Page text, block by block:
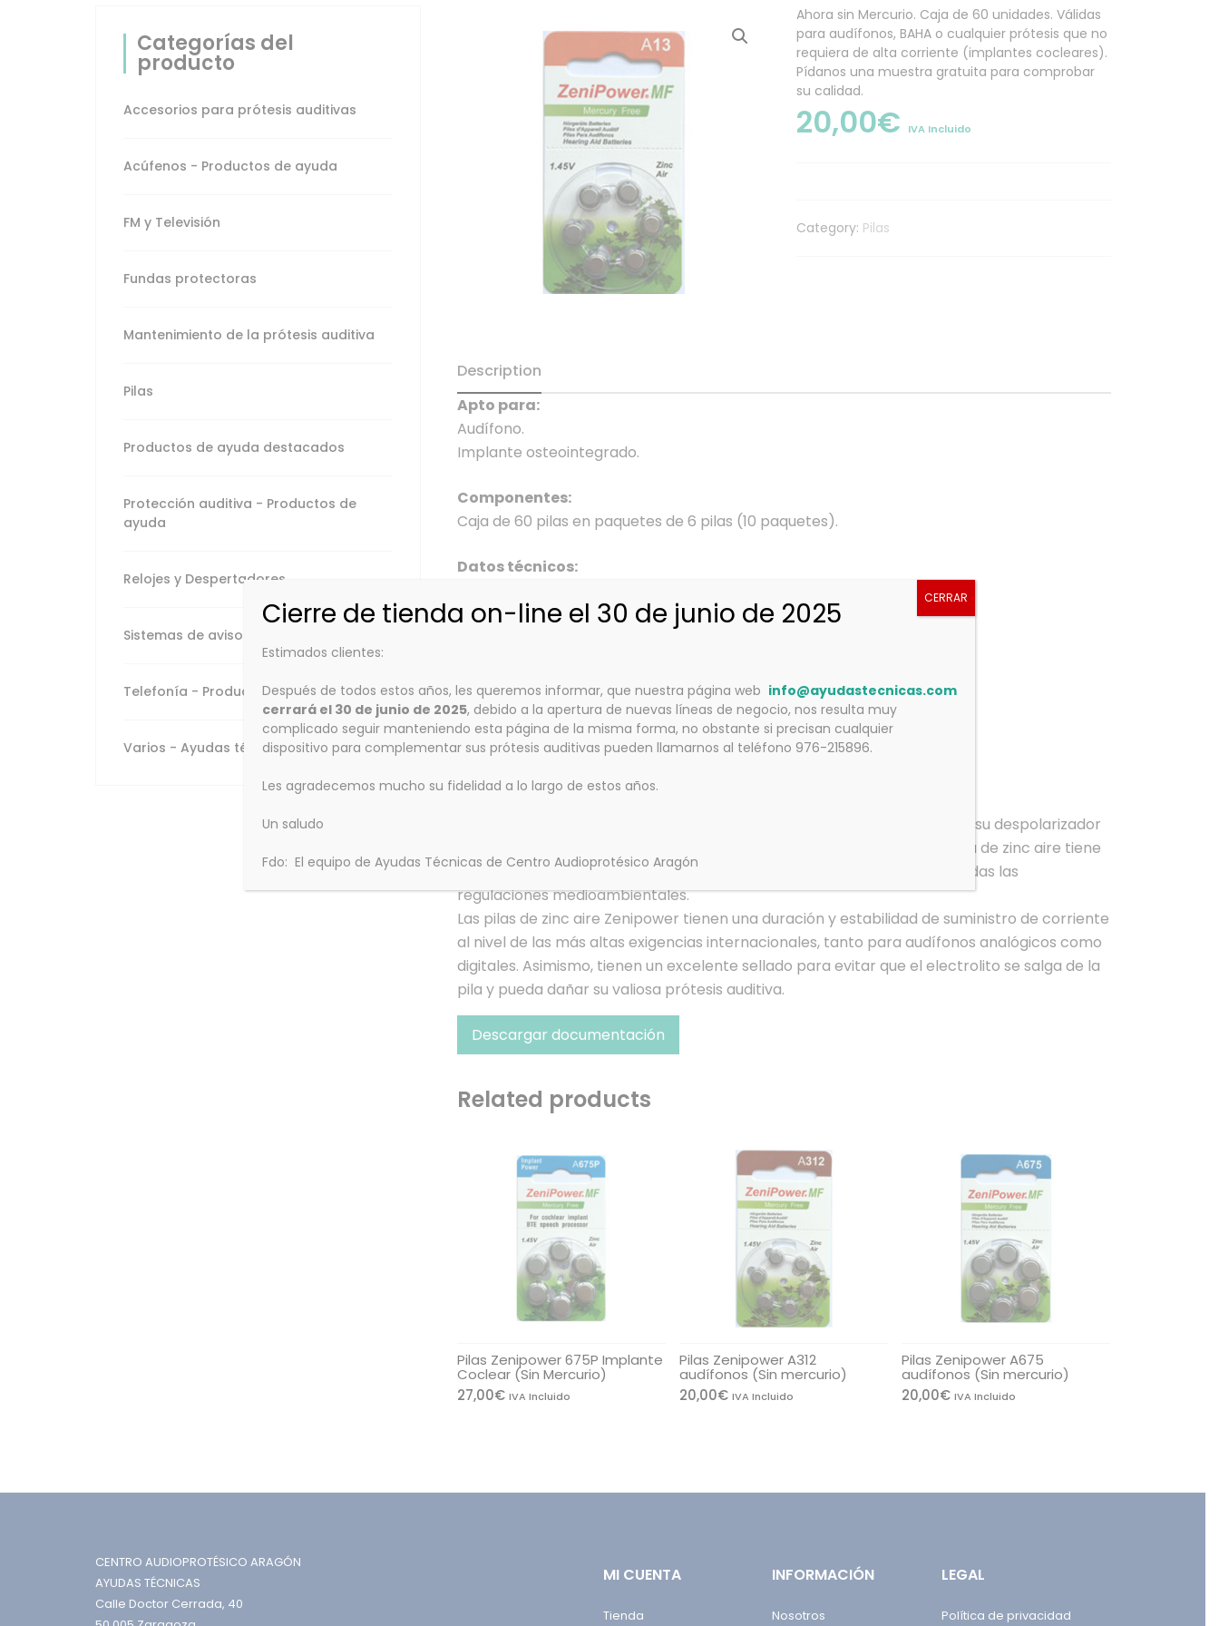
Pilas
Productos de ayuda
destacados
Protección auditiva -
Relojes y
Ahora sin Mercurio. Caja de 60 unidades. Válidas
para audífonos, BAHA o cualquier prótesis que no
requiera de alta corriente (implantes cocleares).
Pídanos una muestra gratuita para comprobar
su calidad.
20,00€ IVA Incluido
Category: Pilas
Description
Apto para:
Audífono.
Implante osteointegrado.
Componentes:
Caja de 60 pilas en paquetes de 6 pilas (10 paquetes).
Datos técnicos:
Capacidad: 300 mAh.
Peso:0.83 grs.
Flujo de corriente: Normal.
Carga: 330.
Sin mercurio.
Características:
Con zinc metálico como su electrodo negativo, el oxígeno del aire como su despolarizador
positivo y su electrolito de solución acuosa de hidróxido de potasio, la pila de zinc aire tiene
mayor densidad de energía que cualquier otro sistema, y cumple con todas las
regulaciones medioambientales.
Las pilas de zinc aire Zenipower tienen una duración y estabilidad de suministro de corriente
al nivel de las más altas exigencias internacionales, tanto para audífonos analógicos como
digitales. Asimismo, tienen un excelente sellado para evitar que el electrolito se salga de la
pila y pueda dañar su valiosa prótesis auditiva.
Descargar documentación
Related products
Pilas Zenipower 675P Implante
Coclear (Sin Mercurio)
27,00€ IVA Incluido
Pilas Zenipower A312
audífonos (Sin mercurio)
20,00€ IVA Incluido
Pilas Zenipower A675
audífonos (Sin mercurio)
20,00€ IVA Incluido
Categorías del
producto
Accesorios para prótesis auditivas
Acúfenos - Productos de ayuda
FM y Televisión
Fundas protectoras
Mantenimiento de la prótesis auditiva
Pilas
Productos de ayuda destacados
Protección auditiva - Productos de
ayuda
Relojes y Despertadores
Sistemas de aviso
Telefonía - Productos de ayuda
Varios - Ayudas técnicas
CENTRO AUDIOPROTÉSICO ARAGÓN
AYUDAS TÉCNICAS
Calle Doctor Cerrada, 40
MI CUENTA
Tienda
INFORMACIÓN
Nosotros
LEGAL
Política de privacidad
Cierre de tienda on-line el 30 de junio de 2025
Estimados clientes:
Después de todos estos años, les queremos informar, que nuestra página web info@ayudastecnicas.com
cerrará el 30 de junio de 2025, debido a la apertura de nuevas líneas de negocio, nos resulta muy
complicado seguir manteniendo esta página de la misma forma, no obstante si precisan cualquier
dispositivo para complementar sus prótesis auditivas pueden llamarnos al teléfono 976-215896.
Les agradecemos mucho su fidelidad a lo largo de estos años.
Un saludo
Fdo: El equipo de Ayudas Técnicas de Centro Audioprotésico Aragón
CERRAR